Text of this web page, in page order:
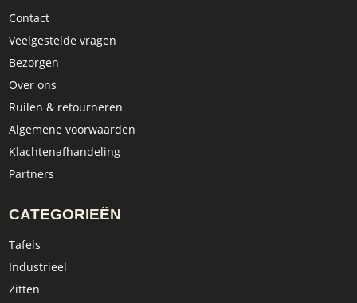
Contact
Veelgestelde vragen
Bezorgen
Over ons
Ruilen & retourneren
Algemene voorwaarden
Klachtenafhandeling
Partners
CATEGORIEËN
Tafels
Industrieel
Zitten